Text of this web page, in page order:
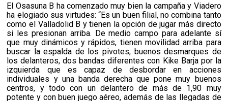
El Osasuna B ha comenzado muy bien la campaña y Viadero
ha elogiado sus virtudes:“Es un buen filial, no combina tanto
como el Valladolid B y tienen la opción de jugar más directo
si les presionan arriba. De medio campo para adelante sí
que muy dinámicos y rápidos, tienen movilidad arriba para
buscar la espalda de los pivotes, buenos desmarques de
los delanteros, dos bandas diferentes con Kike Barja por la
izquierda que es capaz de desbordar en acciones
individuales y una banda derecha que pone muy buenos
centros, y todo con un delantero de más de 1,90 muy
potente y con buen juego aéreo, además de las llegadas de